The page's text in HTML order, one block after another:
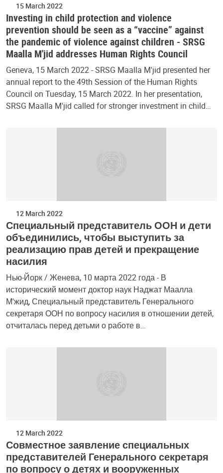
15 March 2022
Investing in child protection and violence
prevention should be seen as a “vaccine” against
the pandemic of violence against children - SRSG
Maalla M'jid addresses Human Rights Council
Geneva, 15 March 2022 - SRSG Maalla M'jid presented her
annual report to the 49th Session of the Human Rights
Council on Tuesday, 15 March 2022. In her presentation,
SRSG Maalla M'jid called for stronger investment in child…
12 March 2022
Специальный представитель ООН и дети
объединились, чтобы выступить за
реализацию прав детей и прекращение
насилия
Нью-Йорк / Женева, 10 марта 2022 года - В
исторический момент доктор наук Наджат Маалла
М'жид, Специальный представитель Генерального
секретаря ООН по вопросу насилия в отношении детей,
отчиталась перед детьми о работе в…
12 March 2022
Совместное заявление специальных
представителей Генерального секретаря
по вопросу о детях и вооруженных